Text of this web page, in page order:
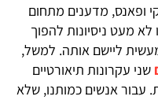
ופאנס, מדענים מתחום
2012, ומאז היו לא מעט ניסיונות להפוך
ליישם אותה. למשל,
שני עקרונות תיאורטיים
עבור אנשים כמותנו, שלא